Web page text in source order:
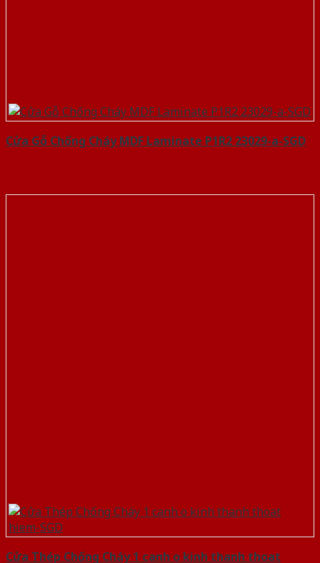
Cửa Gỗ Chống Cháy MDF Laminate P1R2 23029-a-SGD
Cửa Thép Chống Cháy 1 canh o kinh thanh thoat